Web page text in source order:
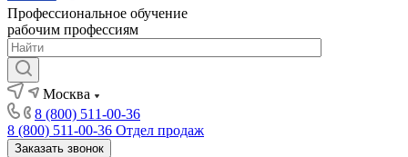
Профессиональное обучение
рабочим профессиям
Москва
8 (800) 511-00-36
8 (800) 511-00-36 Отдел продаж
Заказать звонок